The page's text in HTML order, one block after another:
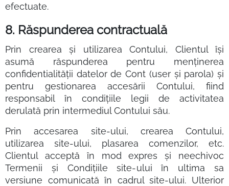
efectuate.
8. Răspunderea contractuală
Prin crearea și utilizarea Contului, Clientul își
asumă răspunderea pentru menținerea
confidentialității datelor de Cont (user și parola) și
pentru gestionarea accesării Contului, fiind
responsabil în condițiile legii de activitatea
derulată prin intermediul Contului său.
Prin accesarea site-ului, crearea Contului,
utilizarea site-ului, plasarea comenzilor, etc.
Clientul acceptă în mod expres și neechivoc
Termenii și Condițiile site-ului în ultima sa
versiune comunicată în cadrul site-ului. Ulterior